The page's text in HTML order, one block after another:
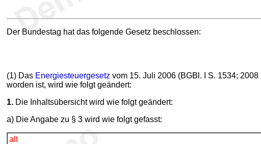
Der Bundestag hat das folgende Gesetz beschlossen:
(1) Das Energiesteuergesetz vom 15. Juli 2006 (BGBl. I S. 1534;
worden ist, wird wie folgt geändert:
1. Die Inhaltsübersicht wird wie folgt geändert:
a) Die Angabe zu § 3 wird wie folgt gefasst:
alt